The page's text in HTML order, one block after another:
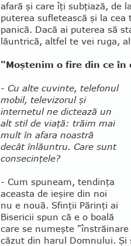
afară şi care îţi subţiază, de
puterea sufletească şi la
panică. Dacă ai puterea să
lăuntrică, altfel te vei ruga,
"Moştenim o fire din ce în
- Cu alte cuvinte, telefonul
mobil, televizorul şi
internetul ne dictează un
alt stil de viaţă: trăim mai
mult în afara noastră
decât înlăuntru. Care sunt
consecinţele?
- Cum spuneam, tendinţa
aceasta de ieşire din noi
nu e nouă. Sfinţii Părinţi ai
Bise­ricii spun că e o boală
care se numeşte
căzut din harul Domnului. Şi